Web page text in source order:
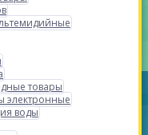
товары
электронные
воды